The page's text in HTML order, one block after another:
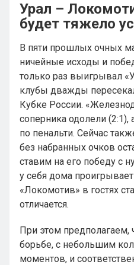
Урал –
будет тяжело
В пяти прошлых очных
ничейные исходы и
только раз выигрывал
клубы дважды
Кубке России.
соперника одолели (2:1),
по пенальти. Сейчас
без набранных очков
ставим на его победу с
у себя дома
«Локомотив» в гостях
отличается.
При этом предполагаем,
борьбе, с небольшим
моментов, и